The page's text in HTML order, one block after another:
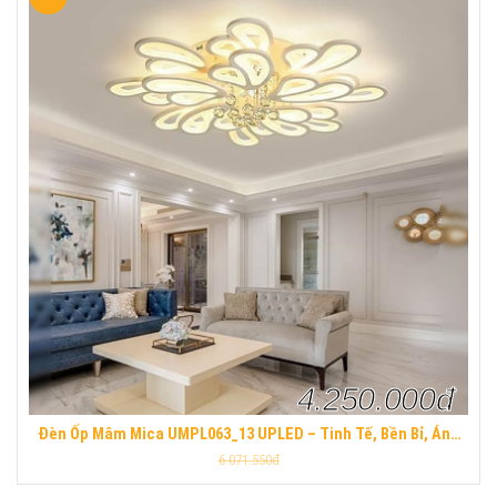
Đèn Ốp Mâm Mica UMPL063_13 UPLED – Tinh Tế, Bền Bỉ, Ánh
Sáng Hoàn Hảo
4.250.000đ
6.071.550đ